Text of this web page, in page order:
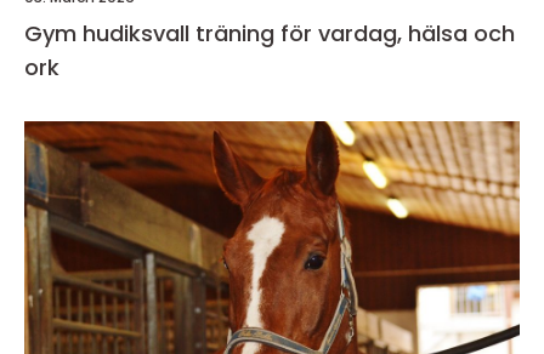
Gym hudiksvall träning för vardag, hälsa och
ork